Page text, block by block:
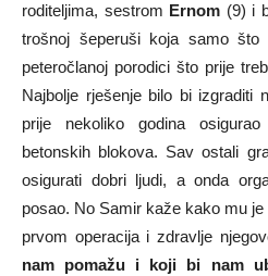
roditeljima, sestrom Ernom (9) i
trošnoj šeperuši koja samo
peteročlanoj porodici što prije
Najbolje rješenje bilo bi izgraditi
prije nekoliko godina
betonskih blokova. Sav ostali
osigurati dobri ljudi, a onda
posao. No Samir kaže kako mu
prvom operacija i zdravlje
nam pomažu i koji bi nam